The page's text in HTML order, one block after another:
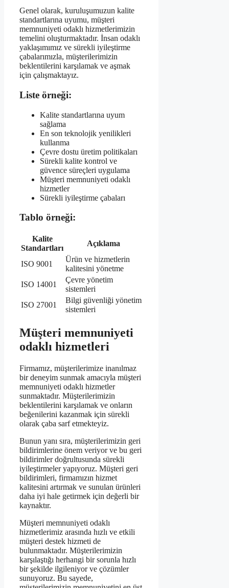
Genel olarak, kuruluşumuzun kalite
standartlarına uyumu, müşteri
memnuniyeti odaklı hizmetlerimizin
temelini oluşturmaktadır. İnsan odaklı
yaklaşımımız ve sürekli iyileştirme
çabalarımızla, müşterilerimizin
beklentilerini karşılamak ve aşmak
için çalışmaktayız.
Liste örneği:
Kalite standartlarına uyum
sağlama
En son teknolojik yenilikleri
kullanma
Çevre dostu üretim politikaları
Sürekli kalite kontrol ve
güvence süreçleri uygulama
Müşteri memnuniyeti odaklı
hizmetler
Sürekli iyileştirme çabaları
Tablo örneği:
Kalite
Standartları
Açıklama
ISO 9001
Ürün ve hizmetlerin
kalitesini yönetme
ISO 14001
Çevre yönetim
sistemleri
ISO 27001
Bilgi güvenliği yönetim
sistemleri
Müşteri memnuniyeti
odaklı hizmetleri
Firmamız, müşterilerimize inanılmaz
bir deneyim sunmak amacıyla müşteri
memnuniyeti odaklı hizmetler
sunmaktadır. Müşterilerimizin
beklentilerini karşılamak ve onların
beğenilerini kazanmak için sürekli
olarak çaba sarf etmekteyiz.
Bunun yanı sıra, müşterilerimizin geri
bildirimlerine önem veriyor ve bu geri
bildirimler doğrultusunda sürekli
iyileştirmeler yapıyoruz. Müşteri geri
bildirimleri, firmamızın hizmet
kalitesini artırmak ve sunulan ürünleri
daha iyi hale getirmek için değerli bir
kaynaktır.
Müşteri memnuniyeti odaklı
hizmetlerimiz arasında hızlı ve etkili
müşteri destek hizmeti de
bulunmaktadır. Müşterilerimizin
karşılaştığı herhangi bir sorunla hızlı
bir şekilde ilgileniyor ve çözümler
sunuyoruz. Bu sayede,